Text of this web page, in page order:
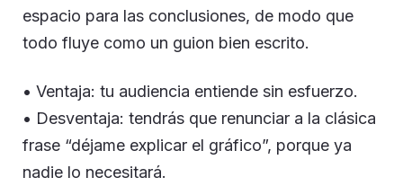
espacio para las conclusiones, de modo que
todo fluye como un guion bien escrito.
• Ventaja: tu audiencia entiende sin esfuerzo.
• Desventaja: tendrás que renunciar a la clásica
frase “déjame explicar el gráfico”, porque ya
nadie lo necesitará.